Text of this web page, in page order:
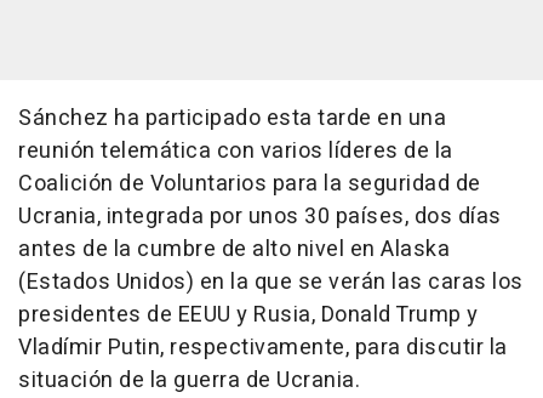
Sánchez ha participado esta tarde en una
reunión telemática con varios líderes de la
Coalición de Voluntarios para la seguridad de
Ucrania, integrada por unos 30 países, dos días
antes de la cumbre de alto nivel en Alaska
(Estados Unidos) en la que se verán las caras los
presidentes de EEUU y Rusia, Donald Trump y
Vladímir Putin, respectivamente, para discutir la
situación de la guerra de Ucrania.